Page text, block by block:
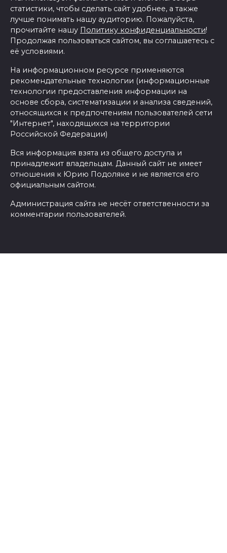
статистики, чтобы сделать сайт удобнее, а также
лучше понимать нашу аудиторию. Пожалуйста,
прочитайте нашу Политику конфиденциальности!
Продолжая пользоваться сайтом, вы соглашаетесь с
её условиями.
На информационном ресурсе применяются
рекомендательные технологии (информационные
технологии предоставления информации на
основе сбора, систематизации и анализа сведений,
относящихся к предпочтениям пользователей сети
"Интернет", находящихся на территории
Российской Федерации)
Вся информация взята из общего доступа и
принадлежит владельцам. Данный сайт не имеет
отношения к Юрию Подоляке и не является его
официальным сайтом.
Администрация сайта не несёт ответственности за
комментарии пользователей.